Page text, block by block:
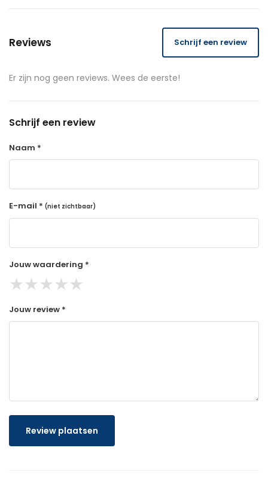
Reviews Schrijf een review
Er zijn nog geen reviews. Wees de eerste!
Schrijf een review
Naam *
E-mail * (niet zichtbaar)
Jouw waardering *
★★★★★
Jouw review *
Review plaatsen